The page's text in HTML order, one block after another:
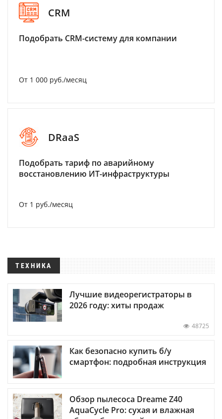
CRM
Подобрать CRM-систему для компании
От 1 000 руб./месяц
DRaaS
Подобрать тариф по аварийному
восстановлению ИТ-инфраструктуры
От 1 руб./месяц
ТЕХНИКА
Лучшие видеорегистраторы в
2026 году: хиты продаж
48725
Как безопасно купить б/у
смартфон: подробная инструкция
Обзор пылесоса Dreame Z40
AquaCycle Pro: сухая и влажная